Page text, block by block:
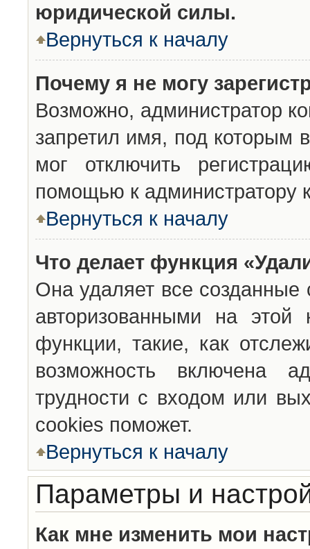
юридической силы.
Вернуться к началу
Почему я не могу
Возможно, администратор
запретил имя, под которым
мог отключить
помощью к администратору
Вернуться к началу
Что делает функция
Она удаляет все созданные
авторизованными на
функции, такие, как
возможность включена
трудности с входом или
cookies поможет.
Вернуться к началу
Параметры и
Как мне изменить мои